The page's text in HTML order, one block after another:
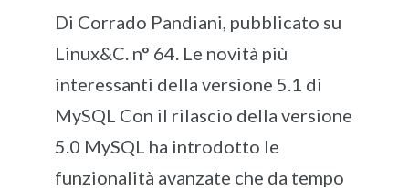
Di Corrado Pandiani, pubblicato su
Linux&C. n° 64. Le novità più
interessanti della versione 5.1 di
MySQL Con il rilascio della versione
5.0 MySQL ha introdotto le
funzionalità avanzate che da tempo